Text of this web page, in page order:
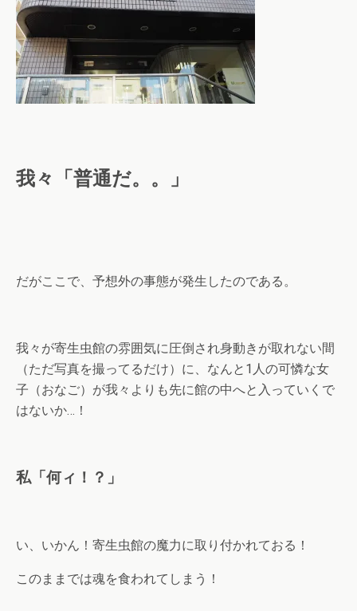
我々「普通だ。。」
だがここで、予想外の事態が発生したのである。
我々が寄生虫館の雰囲気に圧倒され身動きが取れない間
（ただ写真を撮ってるだけ）に、なんと1人の可憐な女
子（おなご）が我々よりも先に館の中へと入っていくで
はないか…！
私「何ィ！？」
い、いかん！寄生虫館の魔力に取り付かれておる！
このままでは魂を食われてしまう！